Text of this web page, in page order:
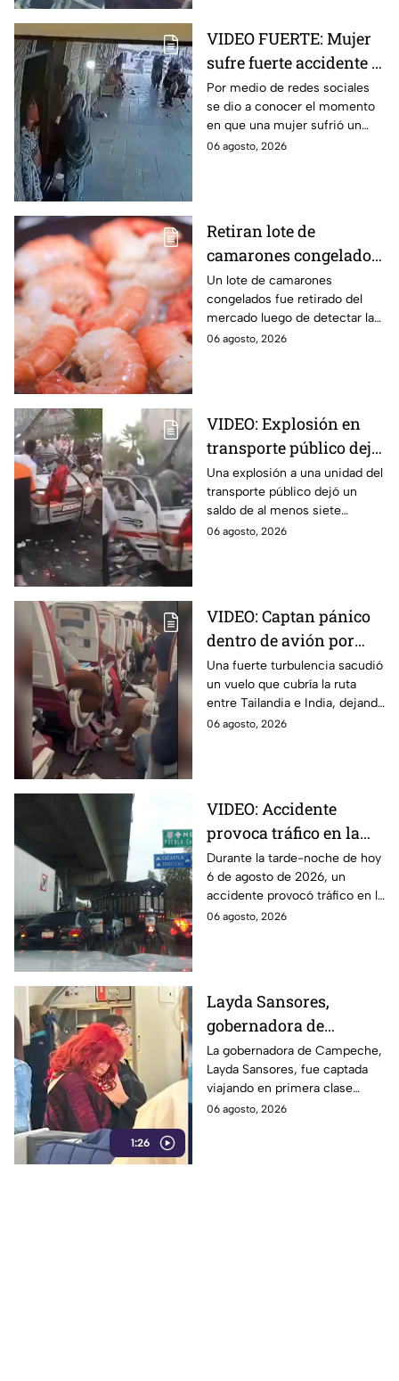
VIDEO FUERTE: Mujer
sufre fuerte accidente a
los pocos segundos de
haber salido del
hospital
Por medio de redes sociales
se dio a conocer el momento
en que una mujer sufrió un
fuerte accidente a los pocos
06 agosto, 2026
Retiran lote de
camarones congelados
por riesgo sanitario;
detectan salmonella en
España
Un lote de camarones
congelados fue retirado del
mercado luego de detectar la
presencia de salmonella, una
06 agosto, 2026
VIDEO: Explosión en
transporte público deja
siete personas sin vida
Una explosión a una unidad del
transporte público dejó un
saldo de al menos siete
personas sin vida. Aquí todos
06 agosto, 2026
VIDEO: Captan pánico
dentro de avión por
turbulencia en el aire
en India; reportan 17
pasajeros lesionados
Una fuerte turbulencia sacudió
un vuelo que cubría la ruta
entre Tailandia e India, dejando
a personas lesionadas. El
06 agosto, 2026
VIDEO: Accidente
provoca tráfico en la
autopista México-
Puebla HOY
Durante la tarde-noche de hoy
6 de agosto de 2026, un
accidente provocó tráfico en la
autopista México-Puebla. Aquí
06 agosto, 2026
1:26
Layda Sansores,
gobernadora de
Campeche, fue captada
viajando en primera
clase rumbo a Madrid
junto a su hermana,
La gobernadora de Campeche,
Layda Sansores, fue captada
viajando en primera clase
rumbo a Madrid junto a su
06 agosto, 2026